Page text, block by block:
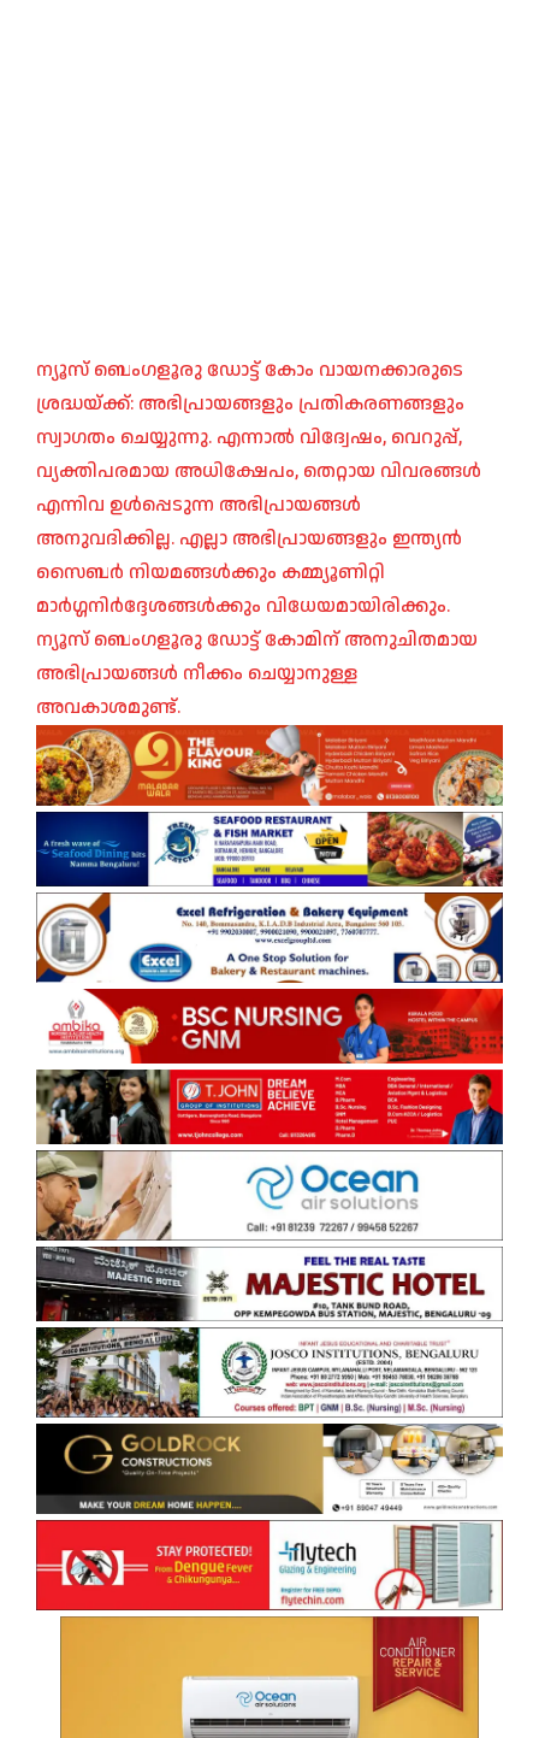
ന്യൂസ് ബെംഗളൂരു ഡോട്ട് കോം വായനക്കാരുടെ
ശ്രദ്ധയ്ക്ക്: അഭിപ്രായങ്ങളും പ്രതികരണങ്ങളും
സ്വാഗതം ചെയ്യുന്നു. എന്നാൽ വിദ്വേഷം, വെറുപ്പ്,
വ്യക്തിപരമായ അധിക്ഷേപം, തെറ്റായ വിവരങ്ങൾ
എന്നിവ ഉൾപ്പെടുന്ന അഭിപ്രായങ്ങൾ
അനുവദിക്കില്ല. എല്ലാ അഭിപ്രായങ്ങളും ഇന്ത്യൻ
സൈബർ നിയമങ്ങൾക്കും കമ്മ്യൂണിറ്റി
മാർഗ്ഗനിർദ്ദേശങ്ങൾക്കും വിധേയമായിരിക്കും.
ന്യൂസ് ബെംഗളൂരു ഡോട്ട് കോമിന് അനുചിതമായ
അഭിപ്രായങ്ങൾ നീക്കം ചെയ്യാനുള്ള
അവകാശമുണ്ട്.